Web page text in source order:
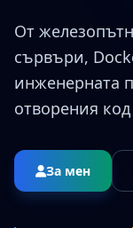
От
сървъри,
инженерната
отворения
За мен